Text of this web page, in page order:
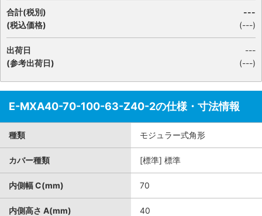
合計(税別)
(税込価格)
---
(---)
出荷日
(参考出荷日)
---
(---)
E-MXA40-70-100-63-Z40-2の仕様・寸法情報
種類 モジュラー式角形
カバー種類 [標準] 標準
内側幅 C(mm) 70
内側高さ A(mm) 40